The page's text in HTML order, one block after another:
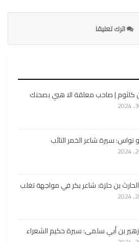
اترك تعليقا
كلثوم | صاحب معلقة الا هبي بصحنك
نواس: سيرة شاعر الخمر التائب
بن حلزة: شاعر بكر في مواجهة تغلب
بن أبي سلمى: سيرة حكيم الشعراء